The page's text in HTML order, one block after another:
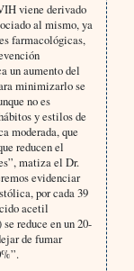
viene derivado
al mismo, ya
farmacológicas,
un aumento del
minimizarlo se
no es
y estilos de
moderada, que
reducen el
matiza el Dr.
evidenciar
por cada 39
acetil
reduce en un 20-
de fumar